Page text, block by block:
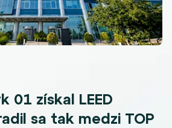
01 získal LEED
sa tak medzi TOP